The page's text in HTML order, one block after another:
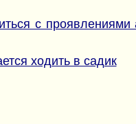
с проявлениями
ходить в садик